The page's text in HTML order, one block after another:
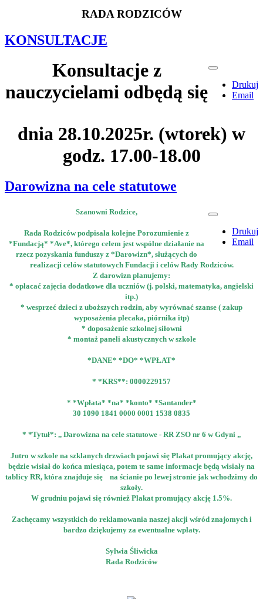
RADA RODZICÓW
KONSULTACJE
Drukuj
Email
Konsultacje z
nauczycielami odbędą się
dnia 28.10.2025r. (wtorek) w
godz. 17.00-18.00
Darowizna na cele statutowe
Drukuj
Email
Szanowni Rodzice,
Rada Rodziców podpisała kolejne Porozumienie z
*Fundacją* *Ave*, którego celem jest wspólne działanie na
rzecz pozyskania funduszy z *Darowizn*, służących do
realizacji celów statutowych Fundacji i celów Rady Rodziców.
Z darowizn planujemy:
* opłacać zajęcia dodatkowe dla uczniów (j. polski, matematyka, angielski
itp.)
* ⁠wesprzeć dzieci z uboższych rodzin, aby wyrównać szanse ( zakup
wyposażenia plecaka, piórnika itp)
* ⁠doposażenie szkolnej siłowni
* ⁠montaż paneli akustycznych w szkole
*DANE* *DO* *WPŁAT*
* *KRS**: 0000229157
* *Wpłata* *na* *konto* *Santander*
30 1090 1841 0000 0001 1538 0835
* *Tytuł*: ,, Darowizna na cele statutowe - RR ZSO nr 6 w Gdyni „
Jutro w szkole na szklanych drzwiach pojawi się Plakat promujący akcję,
będzie wisiał do końca miesiąca, potem te same informacje będą wisiały na
tablicy RR, która znajduje się na ścianie po lewej stronie jak wchodzimy do
szkoły.
W grudniu pojawi się również Plakat promujący akcję 1.5%.
Zachęcamy wszystkich do reklamowania naszej akcji wśród znajomych i
bardzo dziękujemy za ewentualne wpłaty.
Sylwia Śliwicka
Rada Rodziców